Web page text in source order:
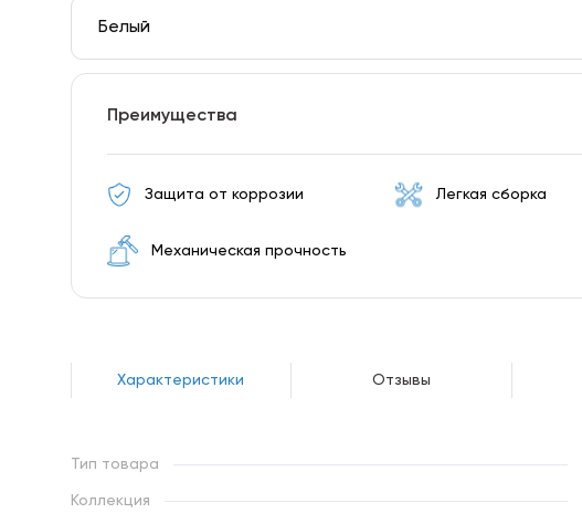
Белый
Преимущества
Защита от коррозии Легкая сборка
Механическая прочность
Характеристики Отзывы
Тип товара
Коллекция